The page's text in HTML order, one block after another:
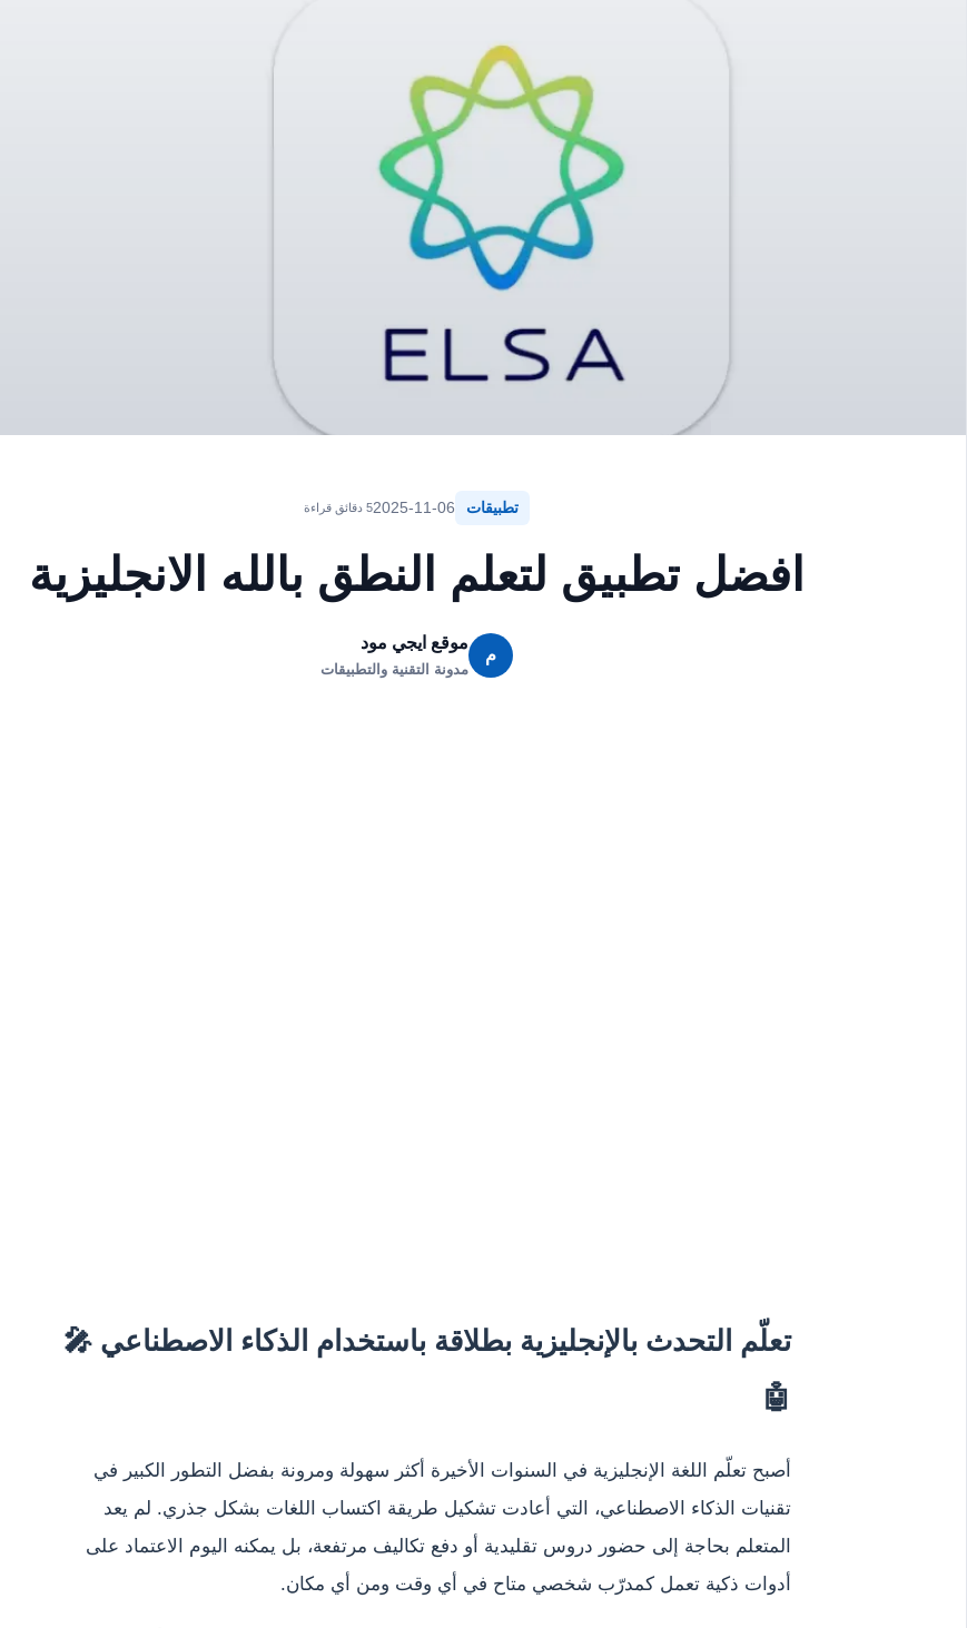
تطبيقات 2025-11-065 دقائق قراءة
افضل تطبيق لتعلم النطق بالله الانجليزية
م
موقع ايجي مود
مدونة التقنية والتطبيقات
تعلّم التحدث بالإنجليزية بطلاقة باستخدام الذكاء الاصطناعي 🎤
🤖
أصبح تعلّم اللغة الإنجليزية في السنوات الأخيرة أكثر سهولة ومرونة بفضل التطور الكبير في
تقنيات الذكاء الاصطناعي، التي أعادت تشكيل طريقة اكتساب اللغات بشكل جذري. لم يعد
المتعلم بحاجة إلى حضور دروس تقليدية أو دفع تكاليف مرتفعة، بل يمكنه اليوم الاعتماد على
أدوات ذكية تعمل كمدرّب شخصي متاح في أي وقت ومن أي مكان.